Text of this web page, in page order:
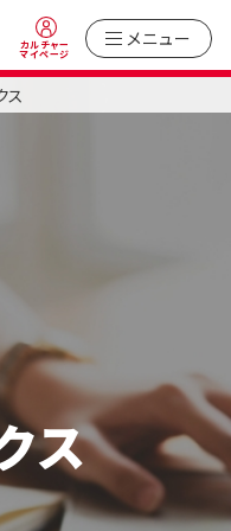
カルチャー
マイページ
メニュー
ス
ス